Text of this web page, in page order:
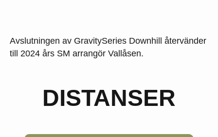
Avslutningen av GravitySeries Downhill återvänder
till 2024 års SM arrangör Vallåsen.
DISTANSER